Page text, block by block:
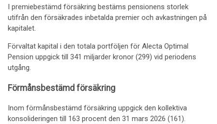
I premiebestämd försäkring bestäms pensionens storlek
utifrån den försäkrades inbetalda premier och avkastningen på
kapitalet.
Förvaltat kapital i den totala portföljen för Alecta Optimal
Pension uppgick till 341 miljarder kronor (299) vid periodens
utgång.
Förmånsbestämd försäkring
Inom förmånsbestämd försäkring uppgick den kollektiva
konsolideringen till 163 procent den 31 mars 2026 (161).